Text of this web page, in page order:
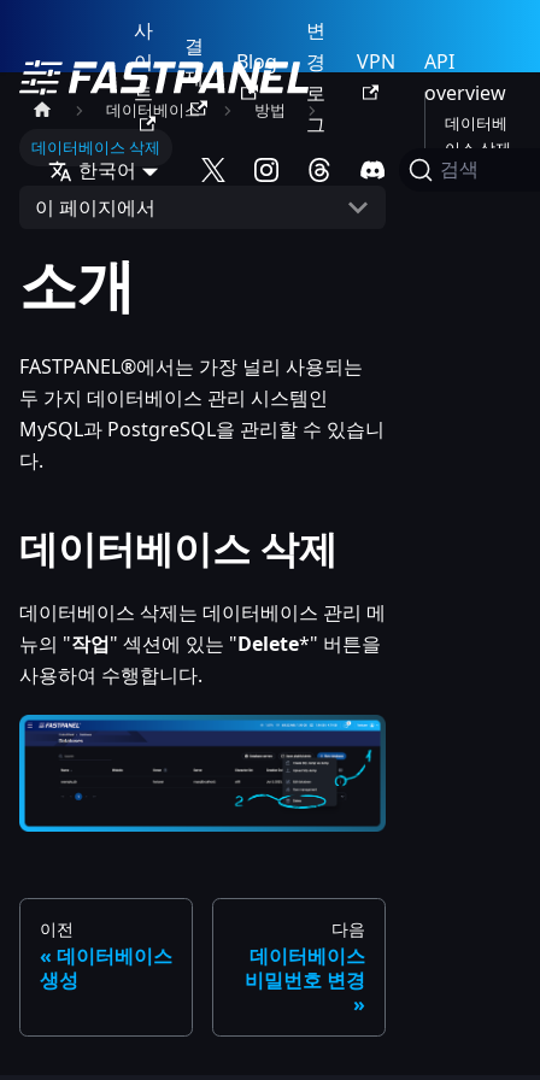
사
이
트
결
제
Blog
변
경
로
그
VPN
API
overview
한국어 검색
데이터베이스
방법
데이터베이스 삭제
이 페이지에서
소개
FASTPANEL®에서는 가장 널리 사용되는
두 가지 데이터베이스 관리 시스템인
MySQL과 PostgreSQL을 관리할 수 있습니
다.
데이터베이스 삭제
데이터베이스 삭제는 데이터베이스 관리 메
뉴의 "작업" 섹션에 있는 "Delete*" 버튼을
사용하여 수행합니다.
이전
데이터베이스
생성
다음
데이터베이스
비밀번호 변경
데이터베
이스 삭제